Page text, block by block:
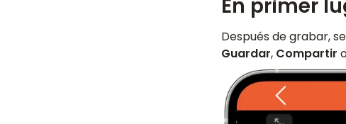
En primer
Después de grabar,
Guardar, Compartir